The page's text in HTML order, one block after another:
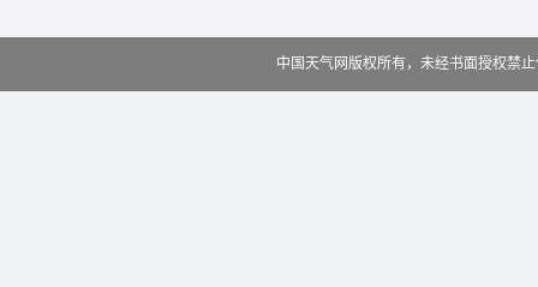
中国天气网版权所有，未经书面授权